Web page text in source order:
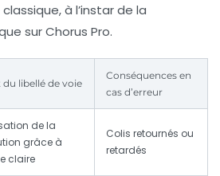
à l’instar de la
sur Chorus Pro.
libellé de voie
Conséquences en
cas d’erreur
de la
grâce à
claire
Colis retournés ou
retardés